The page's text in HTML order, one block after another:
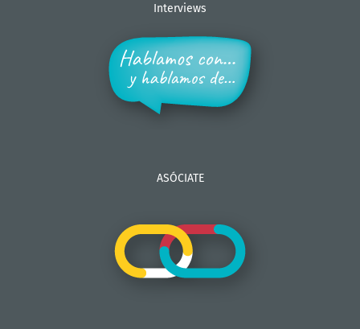
Interviews
ASÓCIATE